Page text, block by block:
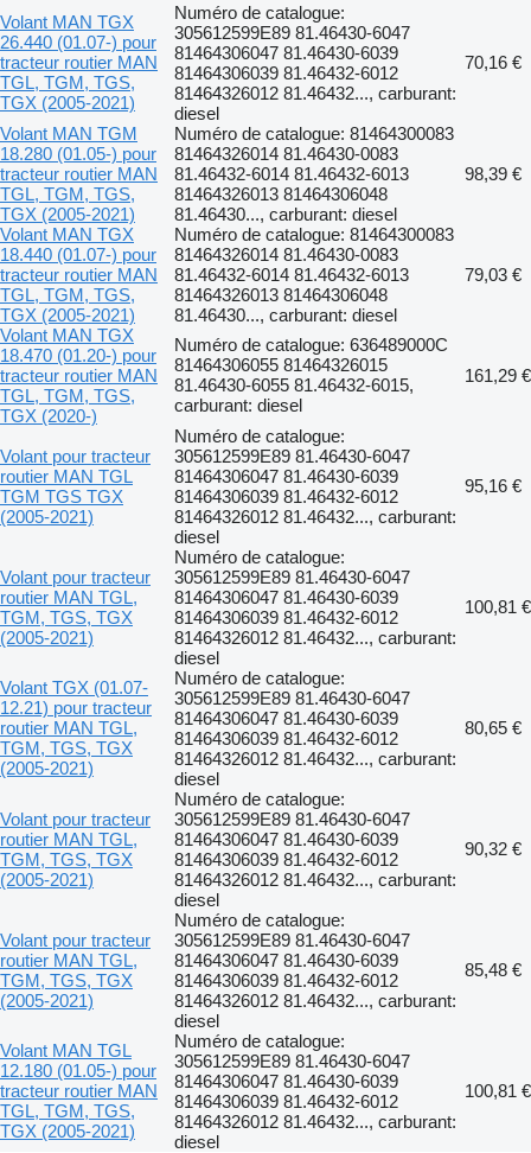
Volant MAN TGX
26.440 (01.07-) pour
tracteur routier MAN
TGL, TGM, TGS,
TGX (2005-2021)
Numéro de catalogue:
305612599E89 81.46430-6047
81464306047 81.46430-6039
81464306039 81.46432-6012
81464326012 81.46432..., carburant:
diesel
70,16 €
Volant MAN TGM
18.280 (01.05-) pour
tracteur routier MAN
TGL, TGM, TGS,
TGX (2005-2021)
Numéro de catalogue: 81464300083
81464326014 81.46430-0083
81.46432-6014 81.46432-6013
81464326013 81464306048
81.46430..., carburant: diesel
98,39 €
Volant MAN TGX
18.440 (01.07-) pour
tracteur routier MAN
TGL, TGM, TGS,
TGX (2005-2021)
Numéro de catalogue: 81464300083
81464326014 81.46430-0083
81.46432-6014 81.46432-6013
81464326013 81464306048
81.46430..., carburant: diesel
79,03 €
Volant MAN TGX
18.470 (01.20-) pour
tracteur routier MAN
TGL, TGM, TGS,
TGX (2020-)
Numéro de catalogue: 636489000C
81464306055 81464326015
81.46430-6055 81.46432-6015,
carburant: diesel
161,29 €
Volant pour tracteur
routier MAN TGL
TGM TGS TGX
(2005-2021)
Numéro de catalogue:
305612599E89 81.46430-6047
81464306047 81.46430-6039
81464306039 81.46432-6012
81464326012 81.46432..., carburant:
diesel
95,16 €
Volant pour tracteur
routier MAN TGL,
TGM, TGS, TGX
(2005-2021)
Numéro de catalogue:
305612599E89 81.46430-6047
81464306047 81.46430-6039
81464306039 81.46432-6012
81464326012 81.46432..., carburant:
diesel
100,81 €
Volant TGX (01.07-
12.21) pour tracteur
routier MAN TGL,
TGM, TGS, TGX
(2005-2021)
Numéro de catalogue:
305612599E89 81.46430-6047
81464306047 81.46430-6039
81464306039 81.46432-6012
81464326012 81.46432..., carburant:
diesel
80,65 €
Volant pour tracteur
routier MAN TGL,
TGM, TGS, TGX
(2005-2021)
Numéro de catalogue:
305612599E89 81.46430-6047
81464306047 81.46430-6039
81464306039 81.46432-6012
81464326012 81.46432..., carburant:
diesel
90,32 €
Volant pour tracteur
routier MAN TGL,
TGM, TGS, TGX
(2005-2021)
Numéro de catalogue:
305612599E89 81.46430-6047
81464306047 81.46430-6039
81464306039 81.46432-6012
81464326012 81.46432..., carburant:
diesel
85,48 €
Volant MAN TGL
12.180 (01.05-) pour
tracteur routier MAN
TGL, TGM, TGS,
TGX (2005-2021)
Numéro de catalogue:
305612599E89 81.46430-6047
81464306047 81.46430-6039
81464306039 81.46432-6012
81464326012 81.46432..., carburant:
diesel
100,81 €